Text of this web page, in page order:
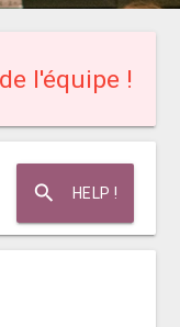
l'équipe !
search HELP !